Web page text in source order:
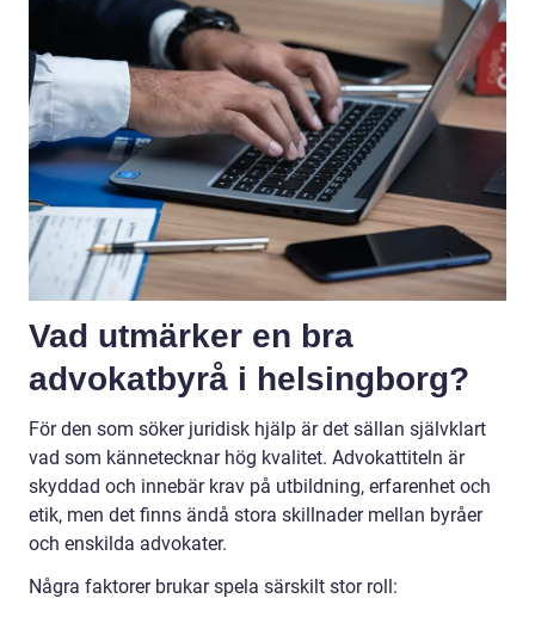
Vad utmärker en bra
advokatbyrå i helsingborg?
För den som söker juridisk hjälp är det sällan självklart
vad som kännetecknar hög kvalitet. Advokattiteln är
skyddad och innebär krav på utbildning, erfarenhet och
etik, men det finns ändå stora skillnader mellan byråer
och enskilda advokater.
Några faktorer brukar spela särskilt stor roll: